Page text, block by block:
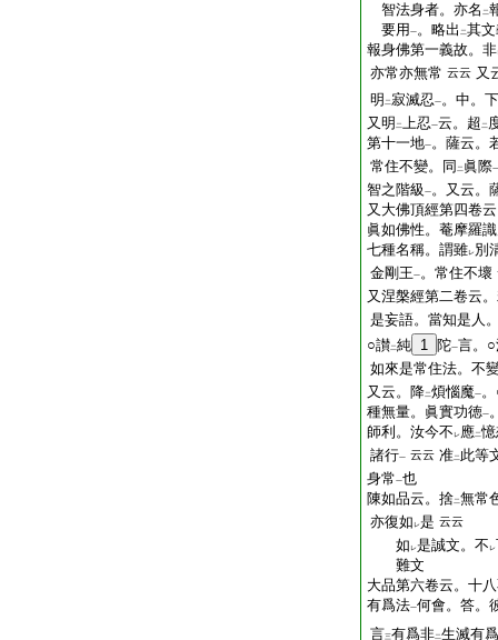
智法身者。亦名 二
要用 一。略出 二其
報身佛第一義故。非
亦常亦無常 云云 又
明 二寂滅忍一。中。
又明 二上忍一云。超 二
第十一地一。薩云。
常住不變。同 二 眞際一
智之階級 一。又云。
又大佛頂經第四卷
眞如佛性。菴摩羅
七種名稱。謂雖レ別
金剛王一。常住不壞
又涅槃經第二卷云
是妄語。當知是人
○讃二純 1 陀一言。
如來是常住法。不
又云。降二煩惱魔一
種無量。眞實功徳一
師利。汝今不 レ應二
諸行一 云云 准二 此等
身常一也
陳如品云。捨二無常
亦復如 レ是 云云
如 レ是誠文。不 レ
難文
大品第六卷云。十
有爲法一何會。答。
言三有爲非二生滅有爲